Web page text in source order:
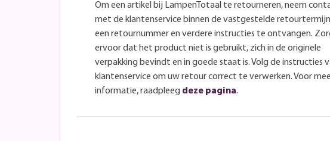
Om een artikel bij LampenTotaal te retourneren, neem
met de klantenservice binnen de vastgestelde
een retournummer en verdere instructies te ontvangen.
ervoor dat het product niet is gebruikt, zich in de originele
verpakking bevindt en in goede staat is. Volg de instructies
klantenservice om uw retour correct te verwerken. Voor
informatie, raadpleeg deze pagina.